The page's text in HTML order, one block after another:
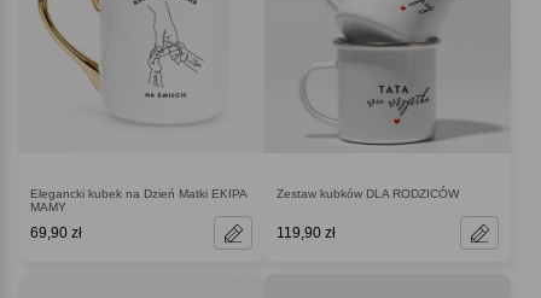
Elegancki kubek na Dzień Matki EKIPA
MAMY
69,90 zł
Zestaw kubków DLA RODZICÓW
119,90 zł